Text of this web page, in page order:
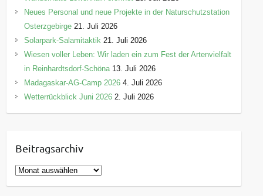
Neues Personal und neue Projekte in der Naturschutzstation
Osterzgebirge 21. Juli 2026
Solarpark-Salamitaktik 21. Juli 2026
Wiesen voller Leben: Wir laden ein zum Fest der Artenvielfalt
in Reinhardtsdorf-Schöna 13. Juli 2026
Madagaskar-AG-Camp 2026 4. Juli 2026
Wetterrückblick Juni 2026 2. Juli 2026
Beitragsarchiv
B
e